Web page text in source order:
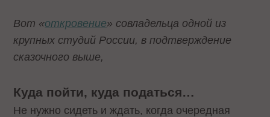
Вот «откровение» совладельца одной из
крупных студий России, в подтверждение
сказочного выше,
Куда пойти, куда податься…
Не нужно сидеть и ждать, когда очередная